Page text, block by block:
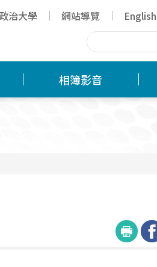
政治大學 網站導覽 English
相簿影音